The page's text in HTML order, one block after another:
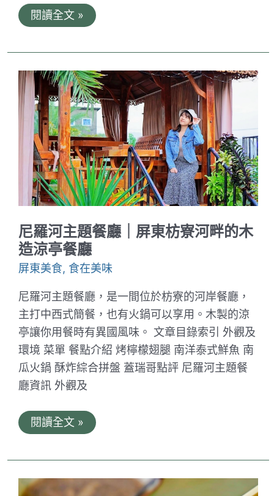
胡
仔
之
家
｜
屏
東
在
地
無
添
加
甜
點
閱讀全文 »
尼羅河主題餐廳｜屏東枋寮河畔的木
造涼亭餐廳
屏東美食, 食在美味
尼羅河主題餐廳，是一間位於枋寮的河岸餐廳，
主打中西式簡餐，也有火鍋可以享用。木製的涼
亭讓你用餐時有異國風味。 文章目錄索引 外觀及
環境 菜單 餐點介紹 烤檸檬翅腿 南洋泰式鮮魚 南
瓜火鍋 酥炸綜合拼盤 蓋瑞哥點評 尼羅河主題餐
廳資訊 外觀及
尼
羅
餐
廳
閱讀全文 »